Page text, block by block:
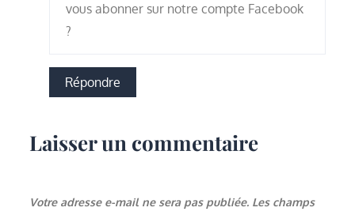
vous abonner sur notre compte Facebook
?
Répondre
Laisser un commentaire
Votre adresse e-mail ne sera pas publiée. Les champs